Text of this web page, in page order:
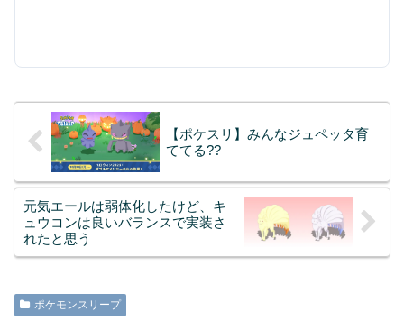
【ポケスリ】みんなジュペッタ育
ててる??
元気エールは弱体化したけど、キ
ュウコンは良いバランスで実装さ
れたと思う
ポケモンスリープ